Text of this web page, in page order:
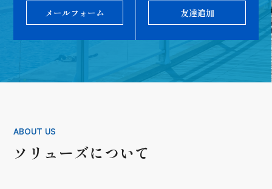
メールフォーム 友達追加
ABOUT US
ソリューズについて